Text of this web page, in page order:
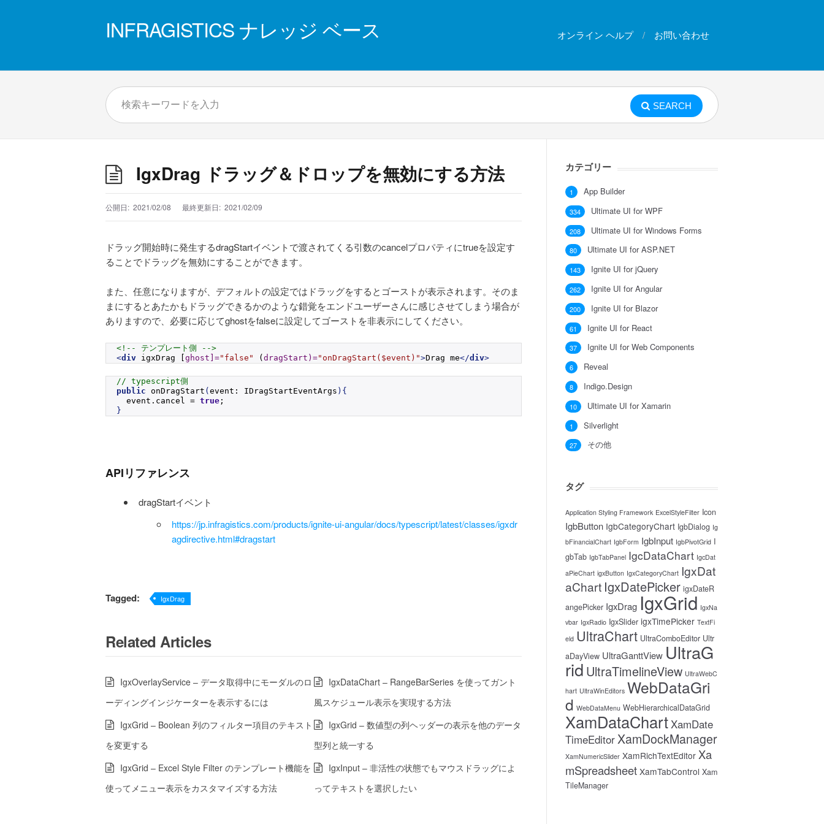
INFRAGISTICS ナレッジ ベース オンライン ヘルプ お問い合わせ
SEARCH
IgxDrag ドラッグ＆ドロップを無効にする方法
公開日: 2021/02/08 最終更新日: 2021/02/09
ドラッグ開始時に発生するdragStartイベントで渡されてくる引数のcancelプロパティにtrueを設定す
ることでドラッグを無効にすることができます。
また、任意になりますが、デフォルトの設定ではドラッグをするとゴーストが表示されます。そのま
まにするとあたかもドラッグできるかのような錯覚をエンドユーザーさんに感じさせてしまう場合が
ありますので、必要に応じてghostをfalseに設定してゴーストを非表示にしてください。
<!-- テンプレート側 -->
<div igxDrag [ ghost] ="false" ( dragStart) ="onDragStart($event)">Drag me</div>
// typescript側
public onDragStart ( event: IDragStartEventArgs ) {
  event.
cancel = true ;
}
APIリファレンス
dragStartイベント
https://jp.infragistics.com/products/ignite-ui-angular/docs/typescript/latest/classes/igxdr
agdirective.html#dragstart
Tagged: IgxDrag
Related Articles
IgxOverlayService – データ取得中にモーダルのロ
ーディングインジケーターを表示するには
IgxDataChart – RangeBarSeries を使ってガント
風スケジュール表示を実現する方法
IgxGrid – Boolean 列のフィルター項目のテキスト
を変更する
IgxGrid – 数値型の列ヘッダーの表示を他のデータ
型列と統一する
IgxGrid – Excel Style Filter のテンプレート機能を
使ってメニュー表示をカスタマイズする方法
IgxInput – 非活性の状態でもマウスドラッグによ
ってテキストを選択したい
カテゴリー
App Builder
1
Ultimate UI for WPF
334
Ultimate UI for Windows Forms
208
Ultimate UI for ASP.NET
80
Ignite UI for jQuery
143
Ignite UI for Angular
262
Ignite UI for Blazor
200
Ignite UI for React
61
Ignite UI for Web Components
37
Reveal
6
Indigo.Design
8
Ultimate UI for Xamarin
10
Silverlight
1
その他
27
タグ
Application Styling Framework ExcelStyleFilter Icon
IgbButton IgbCategoryChart IgbDialog Ig
bFinancialChart IgbForm IgbInput IgbPivotGrid I
gbTab IgbTabPanel IgcDataChart IgcDat
aPieChart igxButton IgxCategoryChart IgxDat
aChart IgxDatePicker igxDateR
angePicker IgxDrag IgxGrid IgxNa
vbar IgxRadio IgxSlider igxTimePicker TextFi
eld UltraChart UltraComboEditor Ultr
aDayView UltraGanttView UltraG
rid UltraTimelineView UltraWebC
hart UltraWinEditors WebDataGri
d WebDataMenu WebHierarchicalDataGrid
XamDataChartXamDate
TimeEditorXamDockManager
XamNumericSlider XamRichTextEditor Xa
mSpreadsheet XamTabControl Xam
TileManager